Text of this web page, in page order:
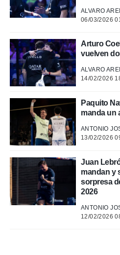
a lo que
Para
datos
momento
en
en
en
de
un
o acceder
ALVARO
06/03/2026
Arturo
vuelven
ALVARO
14/02/2026
Paquito
manda un
ANTONIO
13/02/2026
Juan
mandan y
sorpresa
2026
ANTONIO
12/02/2026